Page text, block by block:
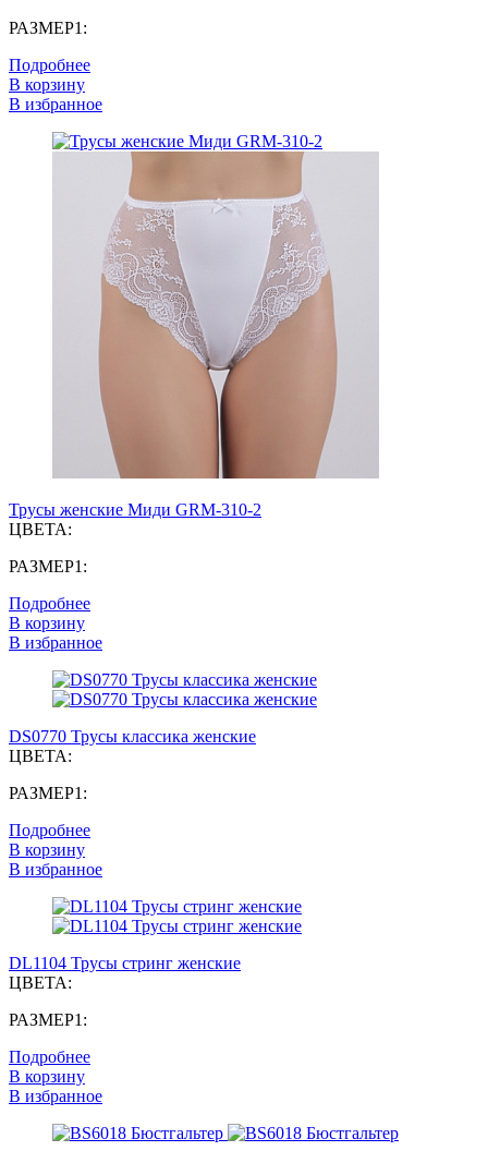
РАЗМЕР1:
Подробнее
В корзину
В избранное
Трусы женские Миди GRM-310-2
ЦВЕТА:
РАЗМЕР1:
Подробнее
В корзину
В избранное
DS0770 Трусы классика женские
ЦВЕТА:
РАЗМЕР1:
Подробнее
В корзину
В избранное
DL1104 Трусы стринг женские
ЦВЕТА:
РАЗМЕР1:
Подробнее
В корзину
В избранное